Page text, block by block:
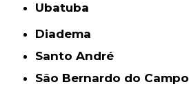
Ubatuba
Diadema
Santo André
São Bernardo do Campo